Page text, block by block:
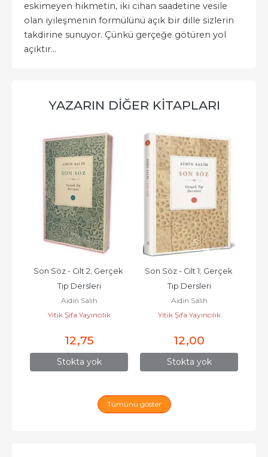
eskimeyen hikmetin, iki cihan saadetine vesile
olan iyileşmenin formülünü açık bir dille sizlerin
takdirine sunuyor. Çünkü gerçeğe götüren yol
açıktır...
YAZARIN DIĞER KITAPLARI
Stokta yok
Son Söz - Cilt 2; Gerçek
Tıp Dersleri
Aidin Salih
Yitik Şifa Yayıncılık
12,75
Stokta yok
Son Söz - Cilt 1; Gerçek
Tıp Dersleri
Aidin Salih
Yitik Şifa Yayıncılık
12,00
Tümünü göster